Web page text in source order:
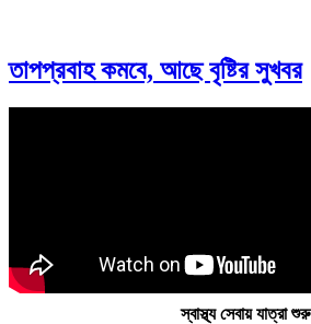
তাপপ্রবাহ কমবে, আছে বৃষ্টির সুখবর
স্বাস্থ্য সেবায় যাত্রা শুরু